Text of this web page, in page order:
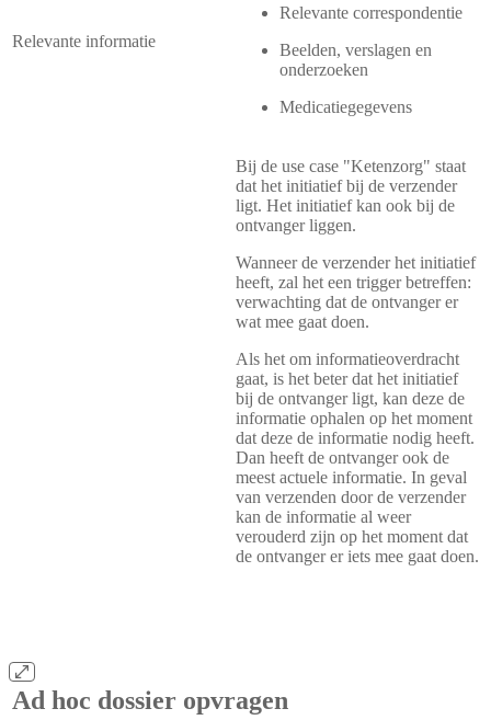
Relevante informatie
Relevante correspondentie
Beelden, verslagen en
onderzoeken
Medicatiegegevens
Bij de use case "Ketenzorg" staat
dat het initiatief bij de verzender
ligt. Het initiatief kan ook bij de
ontvanger liggen.
Wanneer de verzender het initiatief
heeft, zal het een trigger betreffen:
verwachting dat de ontvanger er
wat mee gaat doen.
Als het om informatieoverdracht
gaat, is het beter dat het initiatief
bij de ontvanger ligt, kan deze de
informatie ophalen op het moment
dat deze de informatie nodig heeft.
Dan heeft de ontvanger ook de
meest actuele informatie. In geval
van verzenden door de verzender
kan de informatie al weer
verouderd zijn op het moment dat
de ontvanger er iets mee gaat doen.
Ad hoc dossier opvragen